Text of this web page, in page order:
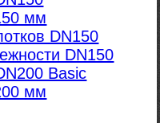
мм
DN150
DN150
Basic
мм